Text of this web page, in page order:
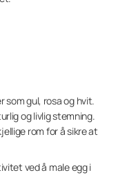
som gul, rosa og hvit.
og livlig stemning.
rom for å sikre at
ved å male egg i